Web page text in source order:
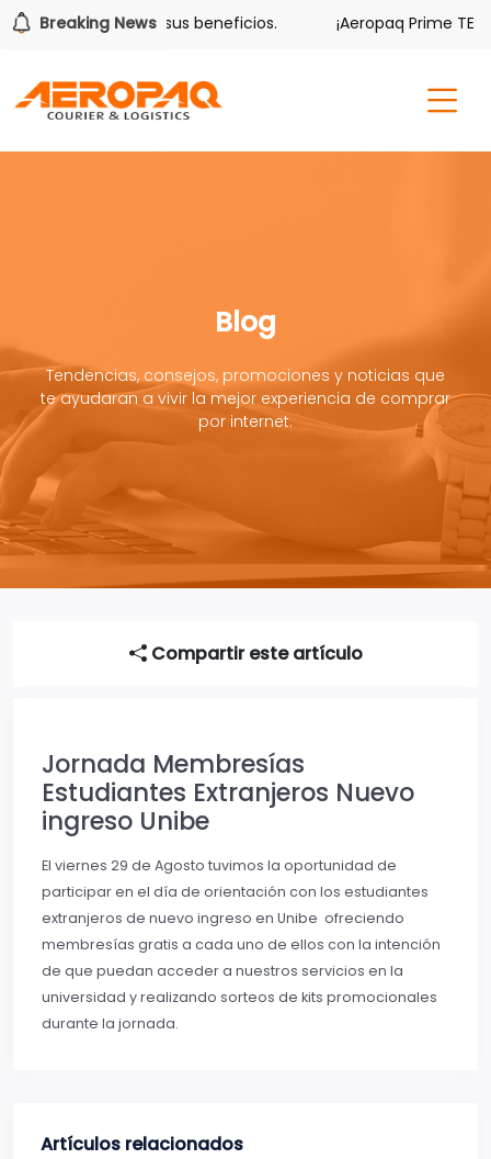
Breaking News
también tiene sus beneficios. ¡Aeropaq Prime TE DA
Blog
Tendencias, consejos, promociones y noticias que
te ayudaran a vivir la mejor experiencia de comprar
por internet.
Compartir este artículo
Jornada Membresías
Estudiantes Extranjeros Nuevo
ingreso Unibe
El viernes 29 de Agosto tuvimos la oportunidad de
participar en el día de orientación con los estudiantes
extranjeros de nuevo ingreso en Unibe ofreciendo
membresías gratis a cada uno de ellos con la intención
de que puedan acceder a nuestros servicios en la
universidad y realizando sorteos de kits promocionales
durante la jornada.
Artículos relacionados